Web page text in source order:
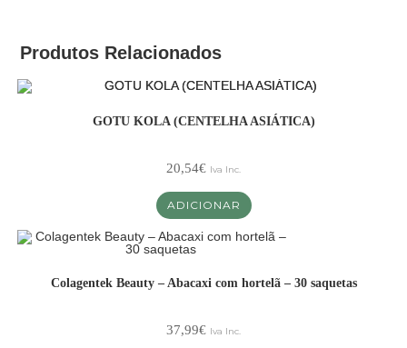
Produtos Relacionados
GOTU KOLA (CENTELHA ASIÁTICA)
20,54€ Iva Inc.
ADICIONAR
Colagentek Beauty – Abacaxi com hortelã – 30 saquetas
37,99€ Iva Inc.